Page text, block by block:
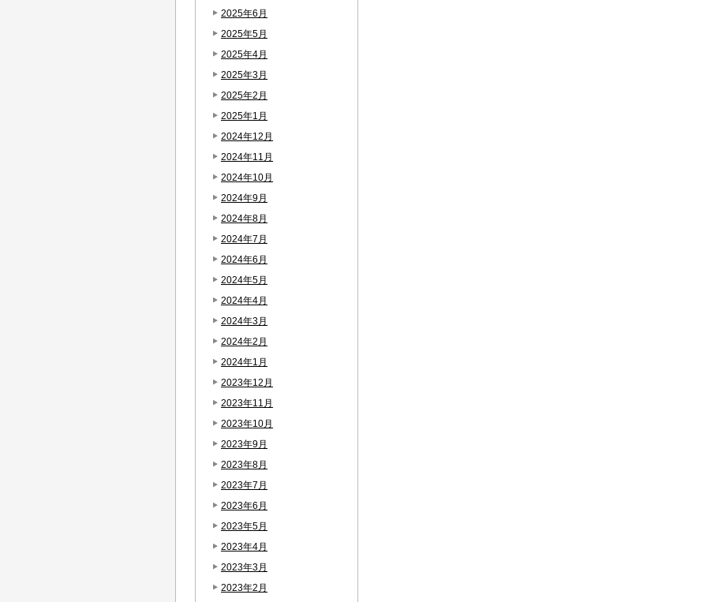
2025年6月
2025年5月
2025年4月
2025年3月
2025年2月
2025年1月
2024年12月
2024年11月
2024年10月
2024年9月
2024年8月
2024年7月
2024年6月
2024年5月
2024年4月
2024年3月
2024年2月
2024年1月
2023年12月
2023年11月
2023年10月
2023年9月
2023年8月
2023年7月
2023年6月
2023年5月
2023年4月
2023年3月
2023年2月